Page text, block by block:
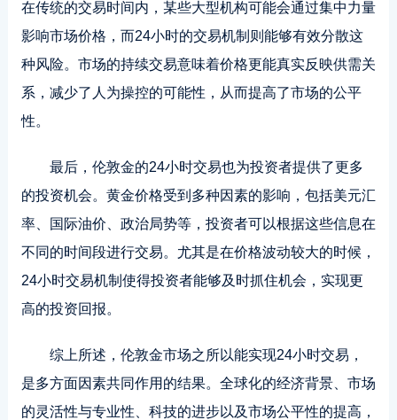
在传统的交易时间内，某些大型机构可能会通过集中力量
影响市场价格，而24小时的交易机制则能够有效分散这
种风险。市场的持续交易意味着价格更能真实反映供需关
系，减少了人为操控的可能性，从而提高了市场的公平
性。
最后，伦敦金的24小时交易也为投资者提供了更多
的投资机会。黄金价格受到多种因素的影响，包括美元汇
率、国际油价、政治局势等，投资者可以根据这些信息在
不同的时间段进行交易。尤其是在价格波动较大的时候，
24小时交易机制使得投资者能够及时抓住机会，实现更
高的投资回报。
综上所述，伦敦金市场之所以能实现24小时交易，
是多方面因素共同作用的结果。全球化的经济背景、市场
的灵活性与专业性、科技的进步以及市场公平性的提高，